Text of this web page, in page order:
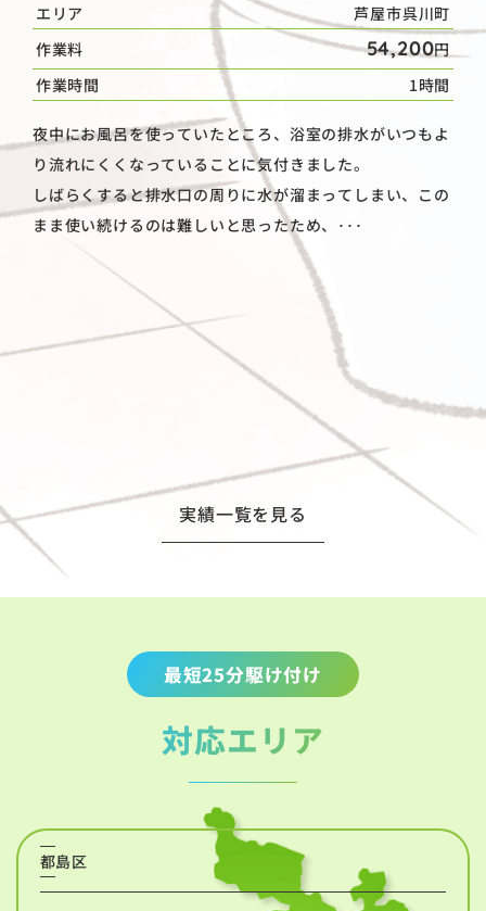
エリア
芦屋市呉川町
作業料
54,200円
作業時間
1時間
夜中にお風呂を使っていたところ、浴室の排水がいつもよ
り流れにくくなっていることに気付きました。
しばらくすると排水口の周りに水が溜まってしまい、この
まま使い続けるのは難しいと思ったため、･･･
実績一覧を見る
最短25分駆け付け
対応エリア
都島区